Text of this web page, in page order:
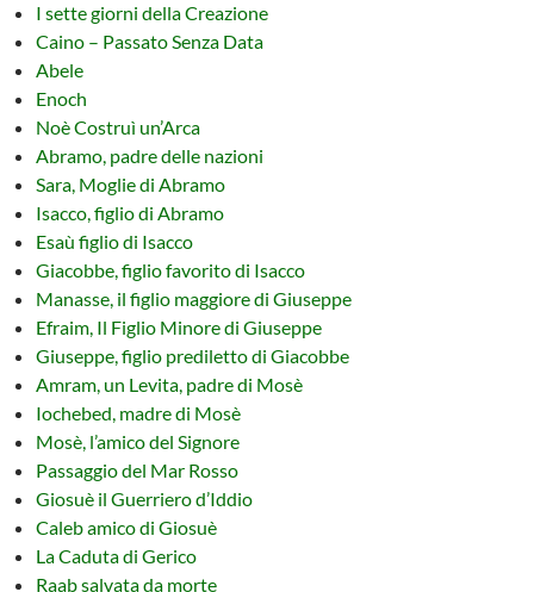
I sette giorni della Creazione
Caino – Passato Senza Data
Abele
Enoch
Noè Costruì un’Arca
Abramo, padre delle nazioni
Sara, Moglie di Abramo
Isacco, figlio di Abramo
Esaù figlio di Isacco
Giacobbe, figlio favorito di Isacco
Manasse, il figlio maggiore di Giuseppe
Efraim, Il Figlio Minore di Giuseppe
Giuseppe, figlio prediletto di Giacobbe
Amram, un Levita, padre di Mosè
Iochebed, madre di Mosè
Mosè, l’amico del Signore
Passaggio del Mar Rosso
Giosuè il Guerriero d’Iddio
Caleb amico di Giosuè
La Caduta di Gerico
Raab salvata da morte